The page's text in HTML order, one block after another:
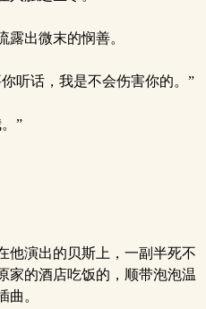
出微末的悯善。
听话，我是不会伤害你的。”
”
演出的贝斯上，一副半死不
家的酒店吃饭的，顺带泡泡温
曲。